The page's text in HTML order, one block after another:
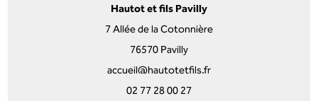
Hautot et fils Pavilly
7 Allée de la Cotonnière
76570 Pavilly
accueil@hautotetfils.fr
02 77 28 00 27